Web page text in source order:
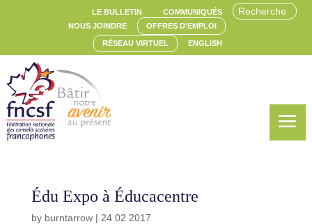
LE BULLETIN
COMMUNIQUÉS
NOUS JOINDRE
OFFRES D'EMPLOI
RÉSEAU VIRTUEL ENGLISH
a
Édu Expo à Éducacentre
by burntarrow| 24 02 2017